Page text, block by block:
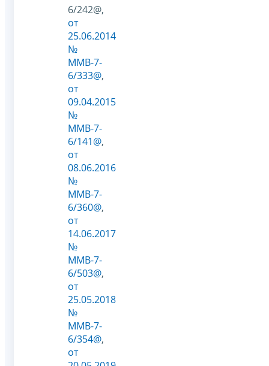
6/242@,
от
25.06.2014
№
ММВ-7-
6/333@,
от
09.04.2015
№
ММВ-7-
6/141@,
от
08.06.2016
№
ММВ-7-
6/360@,
от
14.06.2017
№
ММВ-7-
6/503@,
от
25.05.2018
№
ММВ-7-
6/354@,
от